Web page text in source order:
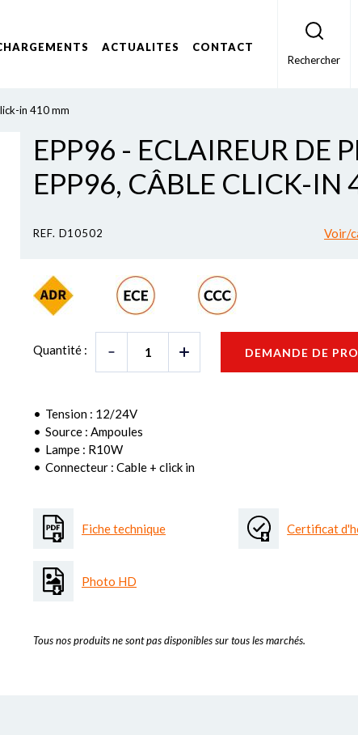
ACTUALITES
CONTACT
Rechercher
in 410 mm
EPP96 - ECLAIREUR DE
EPP96, CÂBLE CLICK-IN
REF. D10502 Voir/
Quantité : DEMANDE DE
Tension : 12/24V
Source : Ampoules
Lampe : R10W
Connecteur : Cable + click in
Fiche technique
Photo HD
Certificat
Tous nos produits ne sont pas disponibles sur tous les marchés.